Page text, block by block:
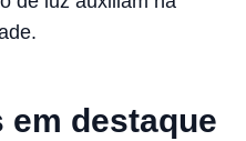
em destaque